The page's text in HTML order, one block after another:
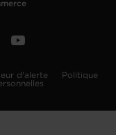
d'alerte
Politique